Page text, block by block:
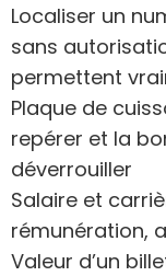
Localiser un
sans
permettent
Plaque de
repérer et la
déverrouiller
Salaire et
rémunération,
Valeur d’un